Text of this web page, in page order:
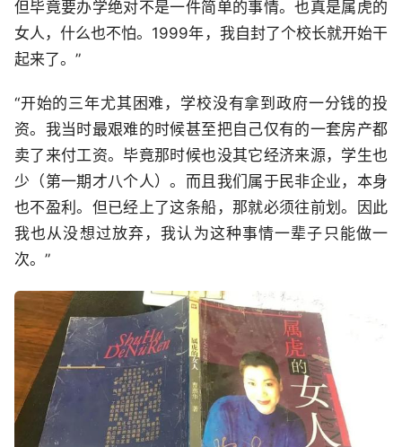
但毕竟要办学绝对不是一件简单的事情。也真是属虎的
女人，什么也不怕。1999年，我自封了个校长就开始干
起来了。”
“开始的三年尤其困难，学校没有拿到政府一分钱的投
资。我当时最艰难的时候甚至把自己仅有的一套房产都
卖了来付工资。毕竟那时候也没其它经济来源，学生也
少（第一期才八个人）。而且我们属于民非企业，本身
也不盈利。但已经上了这条船，那就必须往前划。因此
我也从没想过放弃，我认为这种事情一辈子只能做一
次。”